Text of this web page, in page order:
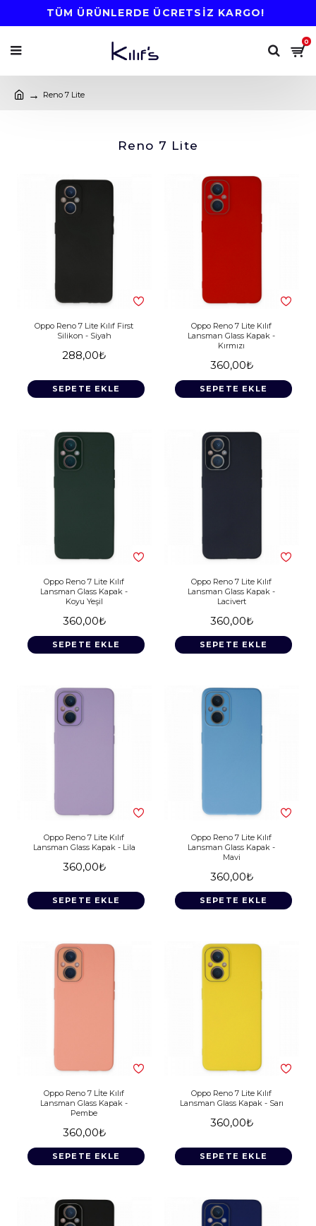
TÜM ÜRÜNLERDE ÜCRETSİZ KARGO!
0
Reno 7 Lite
Reno 7 Lite
Oppo Reno 7 Lite Kılıf First
Silikon - Siyah
288,00₺
SEPETE EKLE
Oppo Reno 7 Lite Kılıf
Lansman Glass Kapak -
Kırmızı
360,00₺
SEPETE EKLE
Oppo Reno 7 Lite Kılıf
Lansman Glass Kapak -
Koyu Yeşil
360,00₺
SEPETE EKLE
Oppo Reno 7 Lite Kılıf
Lansman Glass Kapak -
Lacivert
360,00₺
SEPETE EKLE
Oppo Reno 7 Lite Kılıf
Lansman Glass Kapak - Lila
360,00₺
SEPETE EKLE
Oppo Reno 7 Lite Kılıf
Lansman Glass Kapak -
Mavi
360,00₺
SEPETE EKLE
Oppo Reno 7 Lİte Kılıf
Lansman Glass Kapak -
Pembe
360,00₺
SEPETE EKLE
Oppo Reno 7 Lite Kılıf
Lansman Glass Kapak - Sarı
360,00₺
SEPETE EKLE